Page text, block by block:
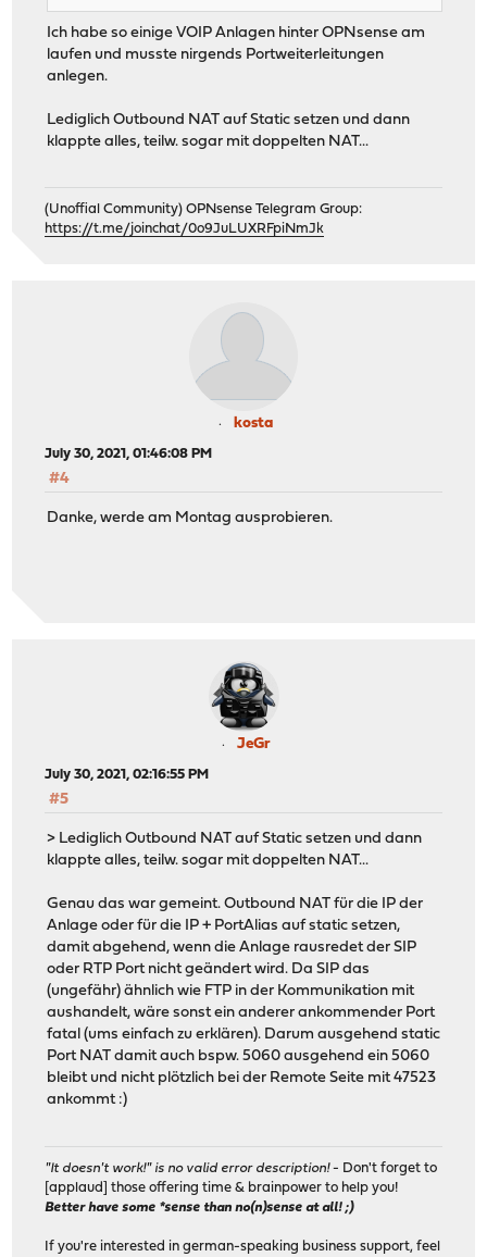
Ich habe so einige VOIP Anlagen hinter OPNsense am
laufen und musste nirgends Portweiterleitungen
anlegen.
Lediglich Outbound NAT auf Static setzen und dann
klappte alles, teilw. sogar mit doppelten NAT...
(Unoffial Community) OPNsense Telegram Group:
https://t.me/joinchat/0o9JuLUXRFpiNmJk
kosta
July 30, 2021, 01:46:08 PM
#4
Danke, werde am Montag ausprobieren.
JeGr
July 30, 2021, 02:16:55 PM
#5
> Lediglich Outbound NAT auf Static setzen und dann
klappte alles, teilw. sogar mit doppelten NAT...
Genau das war gemeint. Outbound NAT für die IP der
Anlage oder für die IP + PortAlias auf static setzen,
damit abgehend, wenn die Anlage rausredet der SIP
oder RTP Port nicht geändert wird. Da SIP das
(ungefähr) ähnlich wie FTP in der Kommunikation mit
aushandelt, wäre sonst ein anderer ankommender Port
fatal (ums einfach zu erklären). Darum ausgehend static
Port NAT damit auch bspw. 5060 ausgehend ein 5060
bleibt und nicht plötzlich bei der Remote Seite mit 47523
ankommt :)
"It doesn't work!" is no valid error description!- Don't forget to
[applaud] those offering time & brainpower to help you!
Better have some *sense than no(n)sense at all! ;)
If you're interested in german-speaking business support, feel